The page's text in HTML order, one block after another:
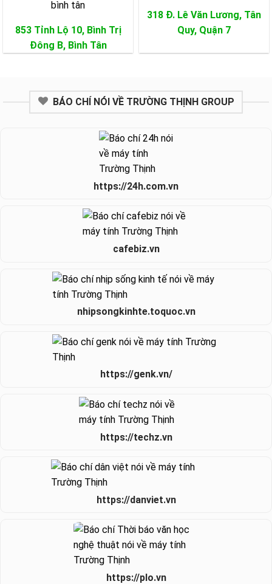
853 Tỉnh Lộ 10, Bình Trị
Đông B, Bình Tân
318 Đ. Lê Văn Lương, Tân
Quy, Quận 7
BÁO CHÍ NÓI VỀ TRƯỜNG THỊNH GROUP
https://24h.com.vn
cafebiz.vn
nhipsongkinhte.toquoc.vn
https://genk.vn/
https://techz.vn
https://danviet.vn
https://plo.vn